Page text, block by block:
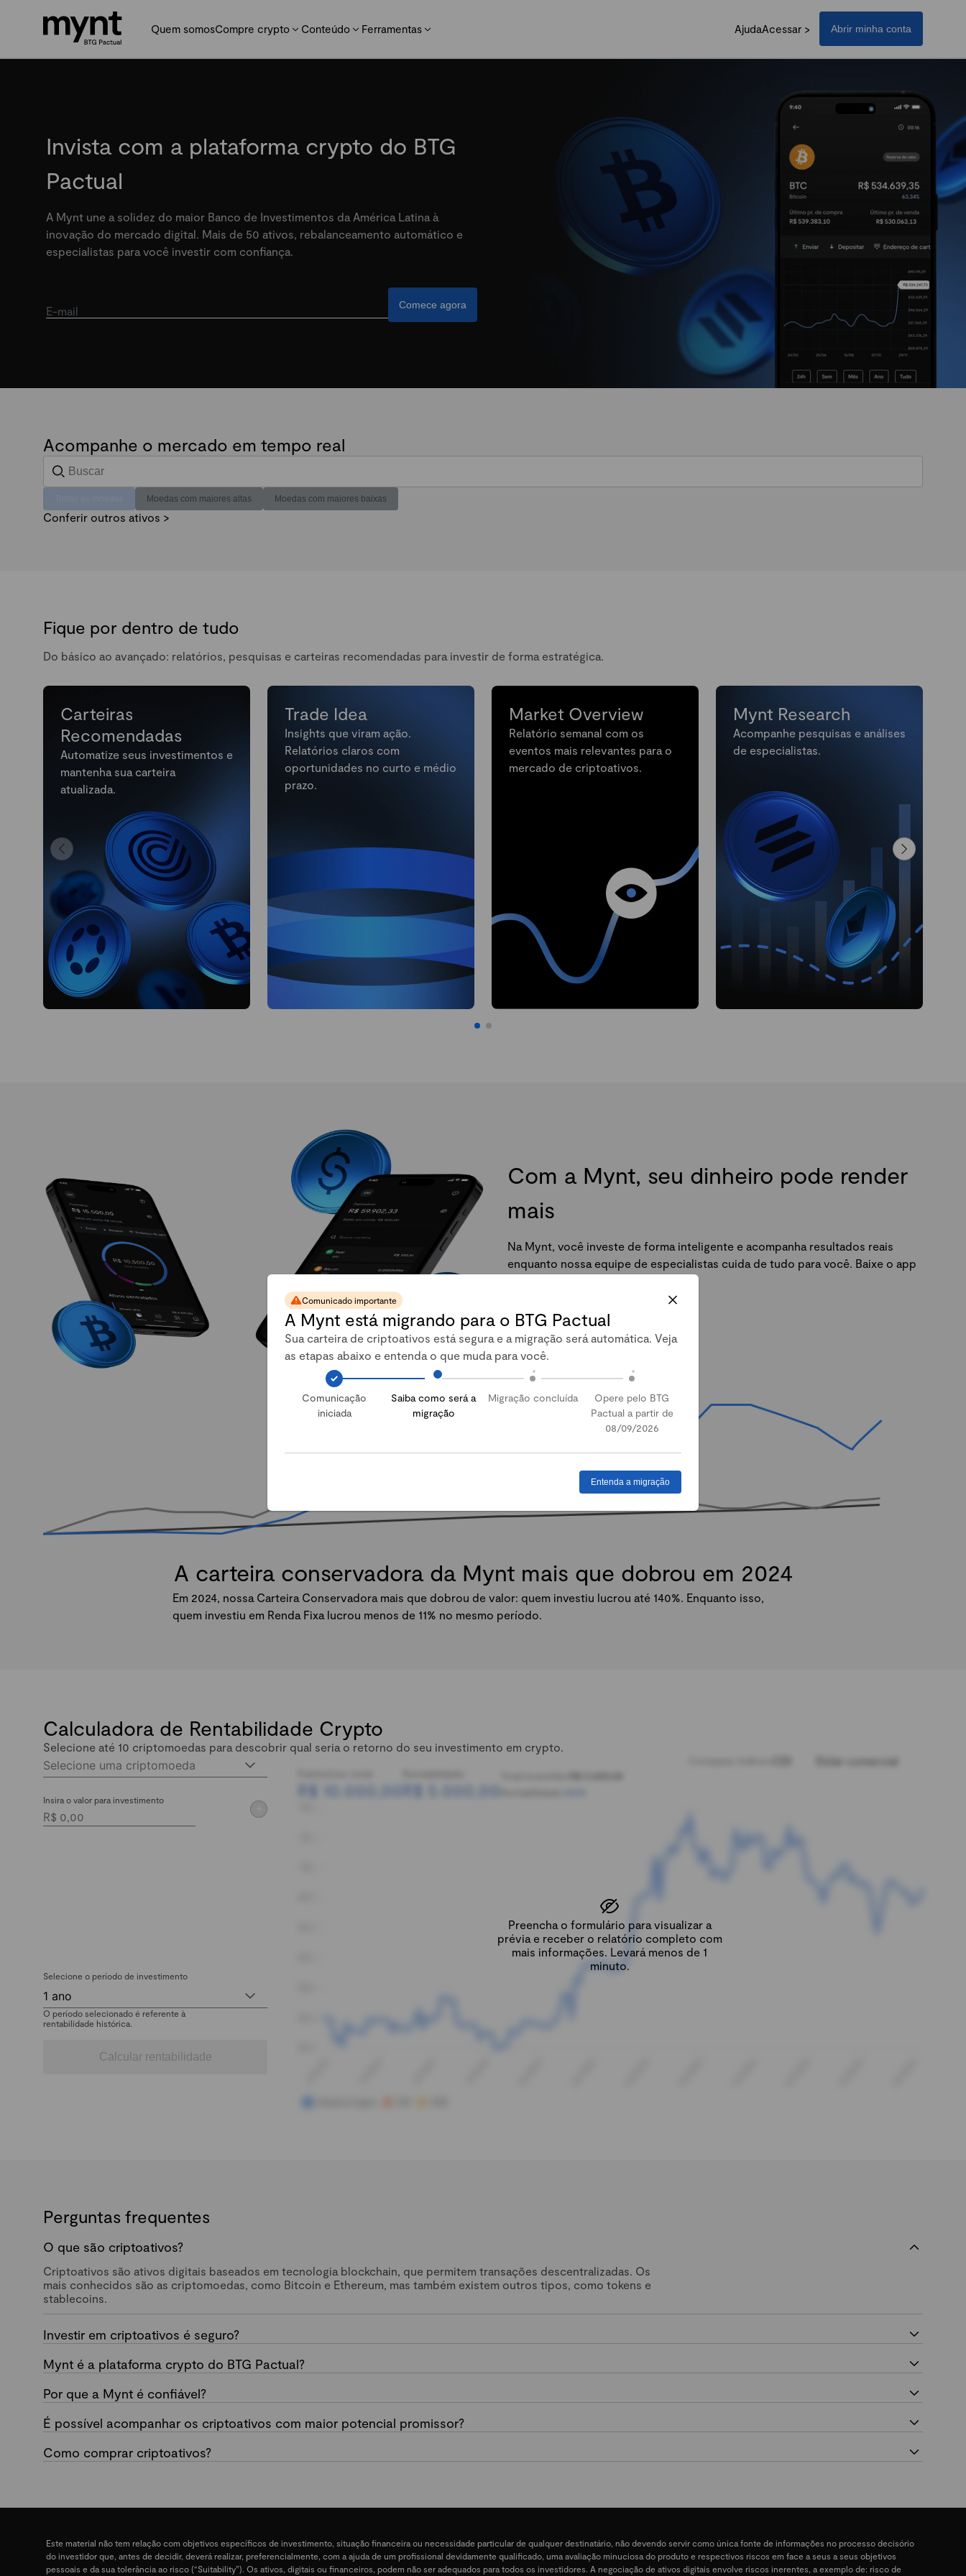
Quem somosCompre crypto Conteúdo Ferramentas AjudaAcessar > Abrir minha conta
Invista com a plataforma crypto do BTG
Pactual
A Mynt une a solidez do maior Banco de Investimentos da América Latina à
inovação do mercado digital. Mais de 50 ativos, rebalanceamento automático e
especialistas para você investir com confiança.
E-mail Comece agora
Acompanhe o mercado em tempo real
Moedas com maiores altas Moedas com maiores baixas
Conferir outros ativos >
Fique por dentro de tudo
Do básico ao avançado: relatórios, pesquisas e carteiras recomendadas para investir de forma estratégica.
Carteiras
Recomendadas
Automatize seus investimentos e
mantenha sua carteira
atualizada.
Trade Idea
Insights que viram ação.
Relatórios claros com
oportunidades no curto e médio
prazo.
Market Overview
Relatório semanal com os
eventos mais relevantes para o
mercado de criptoativos.
Mynt Research
Acompanhe pesquisas e análises
de especialistas.
Com a Mynt, seu dinheiro pode render
mais
Na Mynt, você investe de forma inteligente e acompanha resultados reais
enquanto nossa equipe de especialistas cuida de tudo para você. Baixe o app
Abrir conta
A carteira conservadora da Mynt mais que dobrou em 2024
Em 2024, nossa Carteira Conservadora mais que dobrou de valor: quem investiu lucrou até 140%. Enquanto isso,
quem investiu em Renda Fixa lucrou menos de 11% no mesmo período.
Calculadora de Rentabilidade Crypto
Selecione até 10 criptomoedas para descobrir qual seria o retorno do seu investimento em crypto.
Selecione uma criptomoeda
Insira o valor para investimento
Selecione o período de investimento
1 ano
O período selecionado é referente à
rentabilidade histórica.
Calcular rentabilidade
Preencha o formulário para visualizar a
prévia e receber o relatório completo com
mais informações. Levará menos de 1
minuto.
Dólar comercial
R$ 10.000,00 R$ 5.000,00
Perguntas frequentes
O que são criptoativos?
Criptoativos são ativos digitais baseados em tecnologia blockchain, que permitem transações descentralizadas. Os
mais conhecidos são as criptomoedas, como Bitcoin e Ethereum, mas também existem outros tipos, como tokens e
stablecoins.
Investir em criptoativos é seguro?
Mynt é a plataforma crypto do BTG Pactual?
Por que a Mynt é confiável?
É possível acompanhar os criptoativos com maior potencial promissor?
Como comprar criptoativos?
Este material não tem relação com objetivos específicos de investimento, situação financeira ou necessidade particular de qualquer destinatário, não devendo servir como única fonte de informações no processo decisório
do investidor que, antes de decidir, deverá realizar, preferencialmente, com a ajuda de um profissional devidamente qualificado, uma avaliação minuciosa do produto e respectivos riscos em face a seus a seus objetivos
pessoais e da sua tolerância ao risco (“Suitability”). Os ativos, digitais ou financeiros, podem não ser adequados para todos os investidores. A negociação de ativos digitais envolve riscos inerentes, a exemplo de: risco de
Comunicado importante
A Mynt está migrando para o BTG Pactual
Sua carteira de criptoativos está segura e a migração será automática. Veja
as etapas abaixo e entenda o que muda para você.
Comunicação
iniciada
Saiba como será a
migração
Migração concluída
Opere pelo BTG
Pactual a partir de
08/09/2026
Entenda a migração